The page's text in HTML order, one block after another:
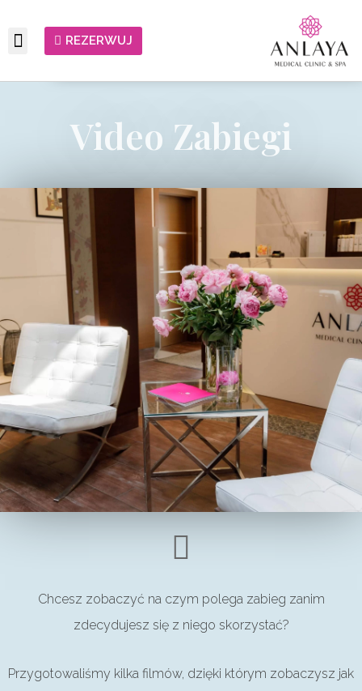
REZERWUJ
Video Zabiegi
Chcesz zobaczyć na czym polega zabieg zanim
zdecydujesz się z niego skorzystać?
Przygotowaliśmy kilka filmów, dzięki którym zobaczysz jak